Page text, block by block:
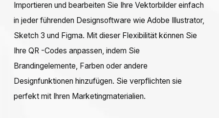
Importieren und bearbeiten Sie Ihre Vektorbilder einfach
in jeder führenden Designsoftware wie Adobe Illustrator,
Sketch 3 und Figma. Mit dieser Flexibilität können Sie
Ihre QR -Codes anpassen, indem Sie
Brandingelemente, Farben oder andere
Designfunktionen hinzufügen. Sie verpflichten sie
perfekt mit Ihren Marketingmaterialien.